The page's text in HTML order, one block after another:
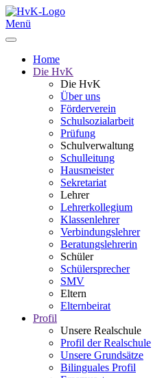
Menü
Home
Die HvK
Die HvK
Über uns
Förderverein
Schulsozialarbeit
Prüfung
Schulverwaltung
Schulleitung
Hausmeister
Sekretariat
Lehrer
Lehrerkollegium
Klassenlehrer
Verbindungslehrer
Beratungslehrerin
Schüler
Schülersprecher
SMV
Eltern
Elternbeirat
Profil
Unsere Realschule
Profil der Realschule
Unsere Grundsätze
Bilinguales Profil